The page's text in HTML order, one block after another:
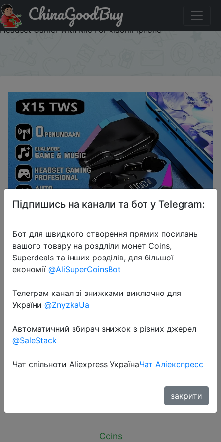
Придбати 2024 New TWS Wireless Earphone 5.3
bluetooth Headphone Low Latency Earbud Esport Gaming
Headset Gamer with Mic For xiaomi iphone
ChinaGoodBuy
2024-08-20
2024 New TWS Wireless Earphone
Latency Earbud Esport Gaming
Headset Gamer with Mic For xiaomi
iphone
Coins
Підпишись на канали та бот у Telegram:
Бот для швидкого створення прямих посилань
вашого товару на роздліли монет Coins,
Superdeals та інших розділів, для більшої
економії @AliSuperCoinsBot
Телеграм канал зі знижками виключно для
України @ZnyzkaUa
Автоматичний збирач знижок з різних джерел
@SaleStack
Чат спільноти Aliexpress УкраїнаЧат Аліекспресс
закрити